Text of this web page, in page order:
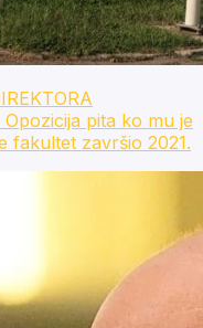
pita ko mu je
fakultet završio 2021.